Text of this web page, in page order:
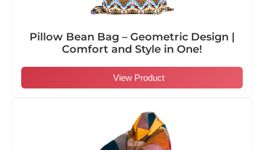
Pillow Bean Bag – Geometric Design |
Comfort and Style in One!
View Product